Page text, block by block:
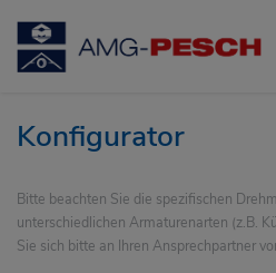
Konfigurator
Bitte beachten Sie die spezifischen
unterschiedlichen Armaturenarten (z.B.
Sie sich bitte an Ihren Ansprechpartner